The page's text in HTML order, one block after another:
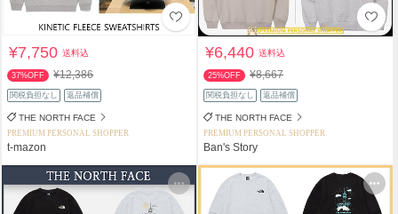
¥7,750送料込
37%OFF ¥12,386
関税負担なし 返品補償
THE NORTH FACE
PREMIUM PERSONAL SHOPPER
t-mazon
¥6,440送料込
25%OFF ¥8,667
関税負担なし 返品補償
THE NORTH FACE
PREMIUM PERSONAL SHOPPER
Ban's Story